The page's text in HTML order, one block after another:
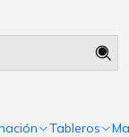
Tableros